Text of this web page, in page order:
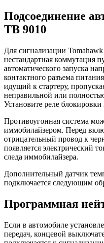
Подсоединение
ТВ 9010
Для сигнализации Tomahawk
нестандартная коммутация
автоматического запуска
контактного разъема
идущий к стартеру,
неправильной или
Установите реле
Противоугонная система
иммобилайзером. Перед
отрицательный провод к
появляется электрический
следа иммобилайзера.
Дополнительный датчик
подключается следующим
Программная
Если в автомобиле
передач, концевой